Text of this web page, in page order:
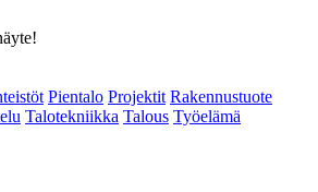
Pientalo Projektit Rakennustuote
Talotekniikka Talous Työelämä